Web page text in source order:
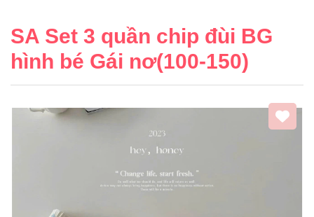
SA Set 3 quần chip đùi BG
hình bé Gái nơ(100-150)